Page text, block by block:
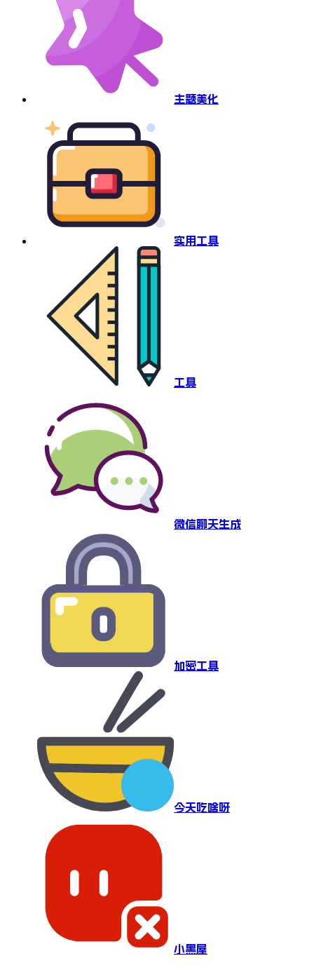
主题美化
实用工具
工具
微信聊天生成
加密工具
今天吃啥呀
小黑屋